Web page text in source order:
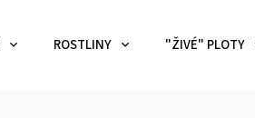
ROSTLINY "ŽIVÉ" PLOTY